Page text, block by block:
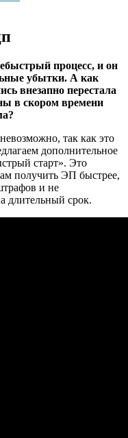
процесс, и он
убытки. А как
внезапно перестала
в скором времени
так как это
дополнительное
старт». Это
получить ЭП быстрее,
и не
длительный срок.